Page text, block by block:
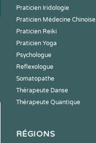
Praticien Iridologie
Praticien Médecine Chinoise
Praticien Reiki
Praticien Yoga
Psychologue
Reflexologue
Somatopathe
Thérapeute Danse
Thérapeute Quantique
RÉGIONS